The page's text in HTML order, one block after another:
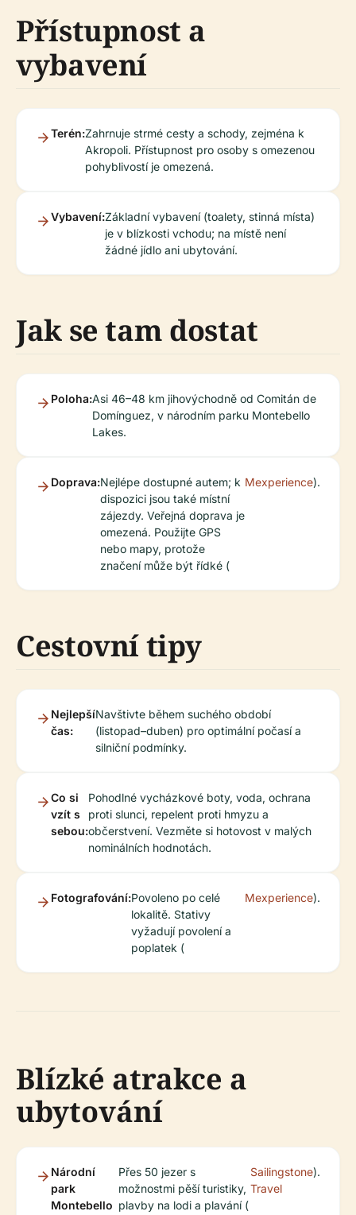
Přístupnost a
vybavení
Terén:Zahrnuje strmé cesty a schody, zejména k
Akropoli. Přístupnost pro osoby s omezenou
pohyblivostí je omezená.
Vybavení:Základní vybavení (toalety, stinná místa)
je v blízkosti vchodu; na místě není
žádné jídlo ani ubytování.
Jak se tam dostat
Poloha:Asi 46–48 km jihovýchodně od Comitán de
Domínguez, v národním parku Montebello
Lakes.
Doprava:Nejlépe dostupné autem; k
dispozici jsou také místní
zájezdy. Veřejná doprava je
omezená. Použijte GPS
nebo mapy, protože
značení může být řídké (
Mexperience).
Cestovní tipy
Nejlepší
čas:
Navštivte během suchého období
(listopad–duben) pro optimální počasí a
silniční podmínky.
Co si
vzít s
sebou:
Pohodlné vycházkové boty, voda, ochrana
proti slunci, repelent proti hmyzu a
občerstvení. Vezměte si hotovost v malých
nominálních hodnotách.
Fotografování:Povoleno po celé
lokalitě. Stativy
vyžadují povolení a
poplatek (
Mexperience).
Blízké atrakce a
ubytování
Národní
park
Montebello
Přes 50 jezer s
možnostmi pěší turistiky,
plavby na lodi a plavání (
Sailingstone
Travel
).